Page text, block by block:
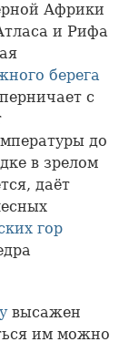
Африки
и Рифа
берега
с
до
в зрелом
даёт
гор
высажен
им можно